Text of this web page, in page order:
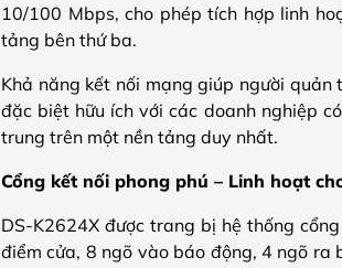
10/100 Mbps, cho phép tích hợp linh
tảng bên thứ ba.
Khả năng kết nối mạng giúp người
đặc biệt hữu ích với các doanh nghiệp
trung trên một nền tảng duy nhất.
Cổng kết nối phong phú – Linh hoạt
DS-K2624X được trang bị hệ thống
điểm cửa, 8 ngõ vào báo động, 4 ngõ